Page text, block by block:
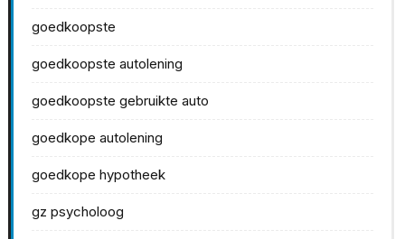
goedkoopste
goedkoopste autolening
goedkoopste gebruikte auto
goedkope autolening
goedkope hypotheek
gz psycholoog